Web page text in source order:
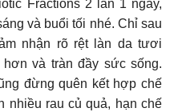
Fractions 2 lần 1 ngày,
và buổi tối nhé. Chỉ sau
nhận rõ rệt làn da tươi
và tràn đầy sức sống.
đừng quên kết hợp chế
nhiều rau củ quả, hạn chế